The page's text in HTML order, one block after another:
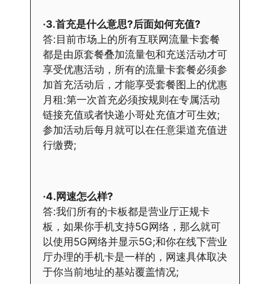
·3.首充是什么意思?后面如何充值?
答:目前市场上的所有互联网流量卡套餐
都是由原套餐叠加流量包和充送活动才可
享受优惠活动，所有的流量卡套餐必须参
加首充活动后，才能享受套餐图上的优惠
月租:第一次首充必须按规则在专属活动
链接充值或者快递小哥处充值才可生效;
参加活动后每月就可以在任意渠道充值进
行缴费;
·4.网速怎么样?
答:我们所有的卡板都是营业厅正规卡
板，如果你手机支持5G网络，那么就可
以使用5G网络并显示5G;和你在线下营业
厅办理的手机卡是一样的，网速具体取决
于你当前地址的基站覆盖情况;